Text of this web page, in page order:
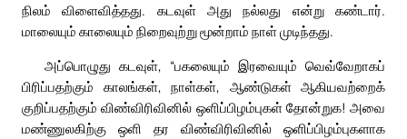
நிலம் விளைவித்தது. கடவுள் அது நல்லது என்று கண்டார்.
மாலையும் காலையும் நிறைவுற்று மூன்றாம் நாள் முடிந்தது.
அப்பொழுது கடவுள், “பகலையும் இரவையும் வெவ்வேறாகப்
பிரிப்பதற்கும் காலங்கள், நாள்கள், ஆண்டுகள் ஆகியவற்றைக்
குறிப்பதற்கும் விண்விரிவினில் ஒளிப்பிழம்புகள் தோன்றுக! அவை
மண்ணுலகிற்கு ஒளி தர விண்விரிவினில் ஒளிப்பிழம்புகளாக